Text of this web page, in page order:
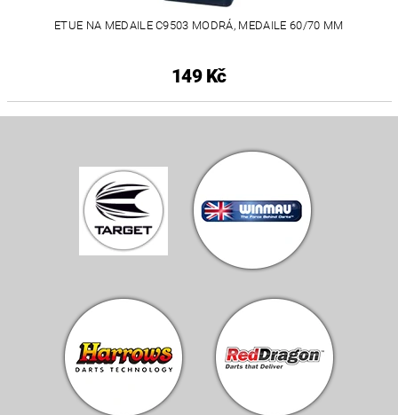
ETUE NA MEDAILE C9503 MODRÁ, MEDAILE 60/70 MM
149 Kč